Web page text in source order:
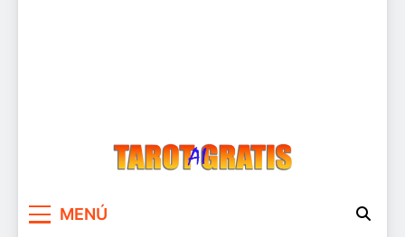
MENÚ